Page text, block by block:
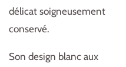
délicat soigneusement
conservé.
Son design blanc aux